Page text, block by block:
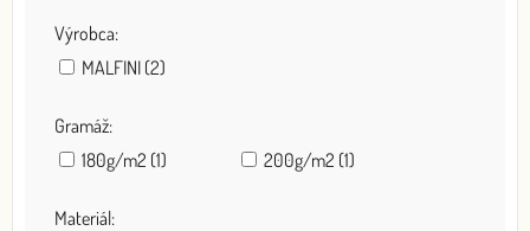
Výrobca:
MALFINI (2)
Gramáž:
180g/m2 (1)
200g/m2 (1)
Materiál: